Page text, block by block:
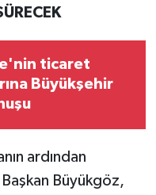
ticaret
Büyükşehir
ardından
Büyükgöz,